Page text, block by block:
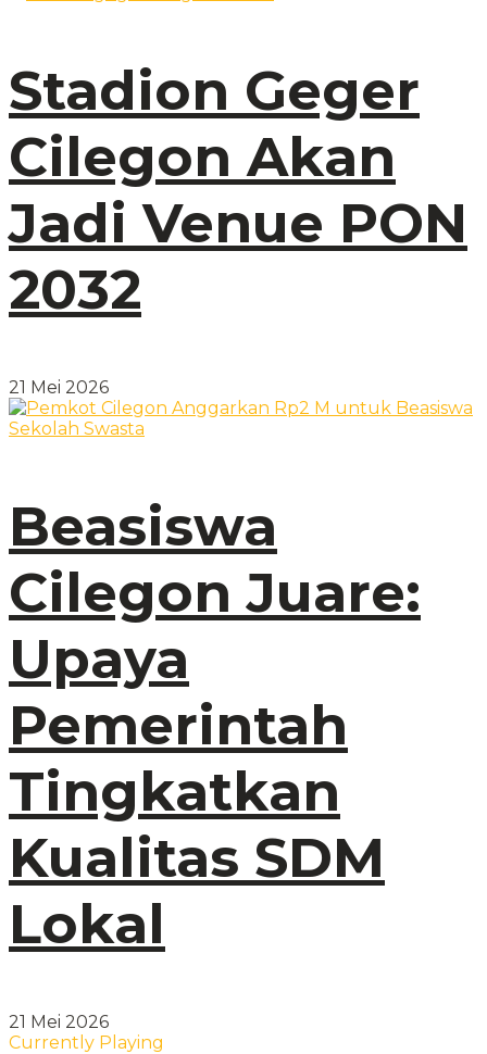
Stadion Geger
Cilegon Akan
Jadi Venue PON
2032
21 Mei 2026
Beasiswa
Cilegon Juare:
Upaya
Pemerintah
Tingkatkan
Kualitas SDM
Lokal
21 Mei 2026
Currently Playing